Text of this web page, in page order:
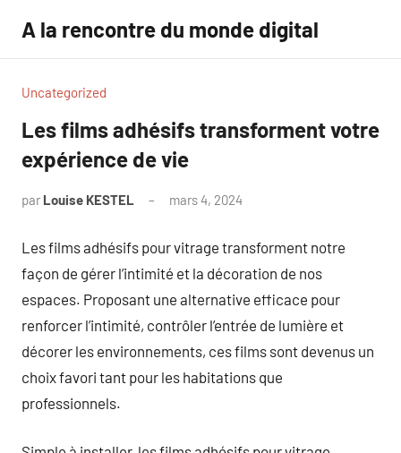
contenu
A la rencontre du monde digital
Uncategorized
Les films adhésifs transforment votre
expérience de vie
par Louise KESTEL mars 4, 2024
Les films adhésifs pour vitrage transforment notre
façon de gérer l’intimité et la décoration de nos
espaces. Proposant une alternative efficace pour
renforcer l’intimité, contrôler l’entrée de lumière et
décorer les environnements, ces films sont devenus un
choix favori tant pour les habitations que
professionnels.